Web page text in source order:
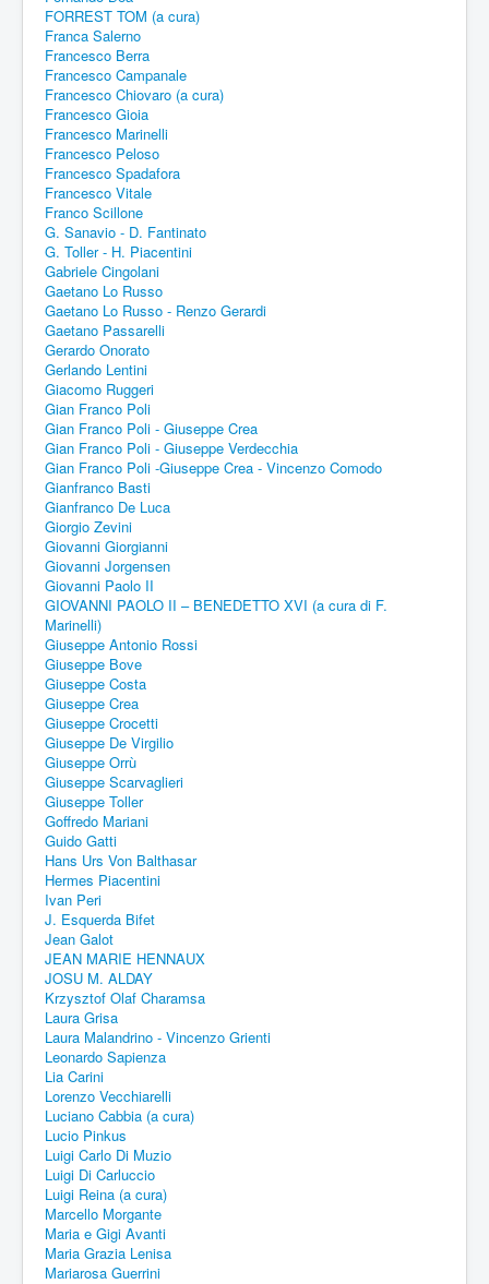
FORREST TOM (a cura)
Franca Salerno
Francesco Berra
Francesco Campanale
Francesco Chiovaro (a cura)
Francesco Gioia
Francesco Marinelli
Francesco Peloso
Francesco Spadafora
Francesco Vitale
Franco Scillone
G. Sanavio - D. Fantinato
G. Toller - H. Piacentini
Gabriele Cingolani
Gaetano Lo Russo
Gaetano Lo Russo - Renzo Gerardi
Gaetano Passarelli
Gerardo Onorato
Gerlando Lentini
Giacomo Ruggeri
Gian Franco Poli
Gian Franco Poli - Giuseppe Crea
Gian Franco Poli - Giuseppe Verdecchia
Gian Franco Poli -Giuseppe Crea - Vincenzo Comodo
Gianfranco Basti
Gianfranco De Luca
Giorgio Zevini
Giovanni Giorgianni
Giovanni Jorgensen
Giovanni Paolo II
GIOVANNI PAOLO II – BENEDETTO XVI (a cura di F.
Marinelli)
Giuseppe Antonio Rossi
Giuseppe Bove
Giuseppe Costa
Giuseppe Crea
Giuseppe Crocetti
Giuseppe De Virgilio
Giuseppe Orrù
Giuseppe Scarvaglieri
Giuseppe Toller
Goffredo Mariani
Guido Gatti
Hans Urs Von Balthasar
Hermes Piacentini
Ivan Peri
J. Esquerda Bifet
Jean Galot
JEAN MARIE HENNAUX
JOSU M. ALDAY
Krzysztof Olaf Charamsa
Laura Grisa
Laura Malandrino - Vincenzo Grienti
Leonardo Sapienza
Lia Carini
Lorenzo Vecchiarelli
Luciano Cabbia (a cura)
Lucio Pinkus
Luigi Carlo Di Muzio
Luigi Di Carluccio
Luigi Reina (a cura)
Marcello Morgante
Maria e Gigi Avanti
Maria Grazia Lenisa
Mariarosa Guerrini